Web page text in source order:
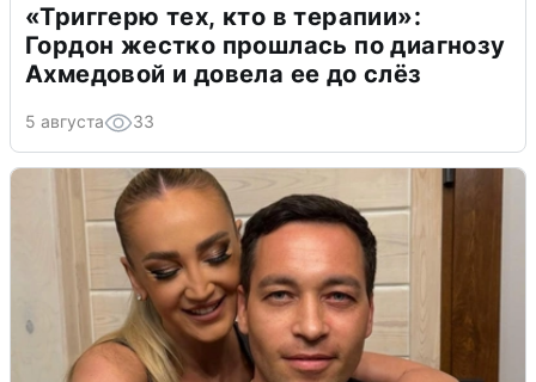
«Триггерю тех, кто в терапии»:
Гордон жестко прошлась по диагнозу
Ахмедовой и довела ее до слёз
5 августа 33